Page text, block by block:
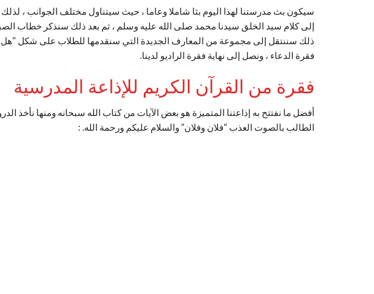
سيكون بث مدرستنا لهذا اليوم بثا شاملا وعاما ، حيث سيتناول مختلف الجوانب ،
إلى كلام سيد الخلق سيدنا محمد صلى الله عليه وسلم ، ثم بعد ذلك سنذكر خطاب
ذلك سننتقل إلى مجموعة من المعارف الجديدة التي سنقدمها للطلاب على شكل “هل
فقرة الدعاء ، ونصل إلى نهاية فقرة الراديو لدينا.
فقرة من القرآن الكريم للإذاعة المدرسية
أفضل ما نفتتح به إذاعتنا المتميزة هو بعض الآيات من كتاب الله سبحانه ومنها نأخذ
الطالب بالصوت العذب “فلان وفلان” والسلام عليكم ورحمة الله. :